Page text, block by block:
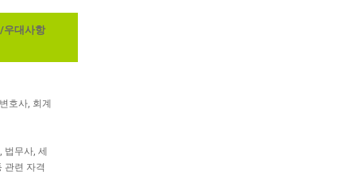
우대사항
호사, 회계
법무사, 세
관련 자격